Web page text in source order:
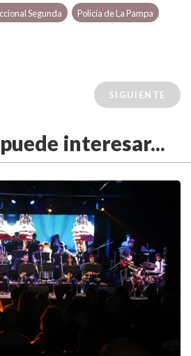
Segunda
Policía de La Pampa
SIGUIENTE
interesar...